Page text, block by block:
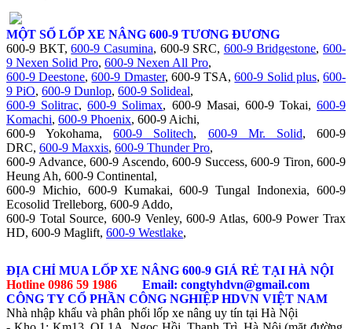
MỘT SỐ LỐP XE NÂNG 600-9 TƯƠNG ĐƯƠNG
600-9 BKT,600-9 Casumina, 600-9 SRC, 600-9 Bridgestone, 600-
9 Nexen Solid Pro, 600-9 Nexen All Pro,
600-9 Deestone,600-9 Dmaster, 600-9 TSA,600-9 Solid plus,600-
9 PiO, 600-9 Dunlop, 600-9 Solideal,
600-9 Solitrac,600-9 Solimax, 600-9 Masai, 600-9 Tokai, 600-9
Komachi, 600-9 Phoenix, 600-9 Aichi,
600-9 Yokohama,600-9 Solitech, 600-9 Mr. Solid, 600-9
DRC, 600-9 Maxxis, 600-9 Thunder Pro,
600-9 Advance, 600-9 Ascendo, 600-9 Success, 600-9 Tiron, 600-9
Heung Ah, 600-9 Continental,
600-9 Michio, 600-9 Kumakai, 600-9 Tungal Indonexia, 600-9
Ecosolid Trelleborg, 600-9 Addo,
600-9 Total Source, 600-9 Venley, 600-9 Atlas, 600-9 Power Trax
HD, 600-9 Maglift, 600-9 Westlake,
ĐỊA CHỈ MUA LỐP XE NÂNG 600-9 GIÁ RẺ TẠI HÀ NỘI
Hotline 0986 59 1986
Email: congtyhdvn@gmail.com
CÔNG TY CỔ PHẦN CÔNG NGHIỆP HDVN VIỆT NAM
Nhà nhập khẩu và phân phối lốp xe nâng uy tín tại Hà Nội